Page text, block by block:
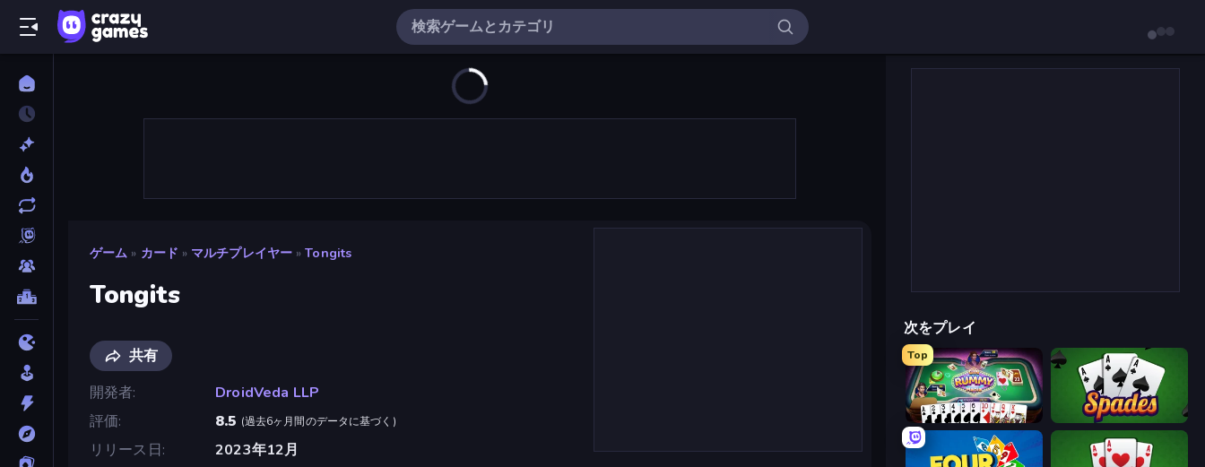
ゲーム » カード » マルチプレイヤー » Tongits
Tongits
共有
開発者
DroidVeda LLP
評価
8.5 (過去6ヶ月間のデータに基づく )
リリース日
2023年12月
次をプレイ
Top
Gin Rummy Mania Spades